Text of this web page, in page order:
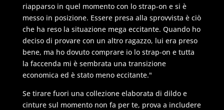
riapparso in quel momento con lo strap-on e si è
messo in posizione. Essere presa alla sprovvista è ciò
che ha reso la situazione mega eccitante. Quando ho
deciso di provare con un altro ragazzo, lui era preso
bene, ma ho dovuto comprare io lo strap-on e tutta
la faccenda mi è sembrata una transizione
economica ed è stato meno eccitante."
Se tirare fuori una collezione elaborata di dildo e
cinture sul momento non fa per te, prova a includere